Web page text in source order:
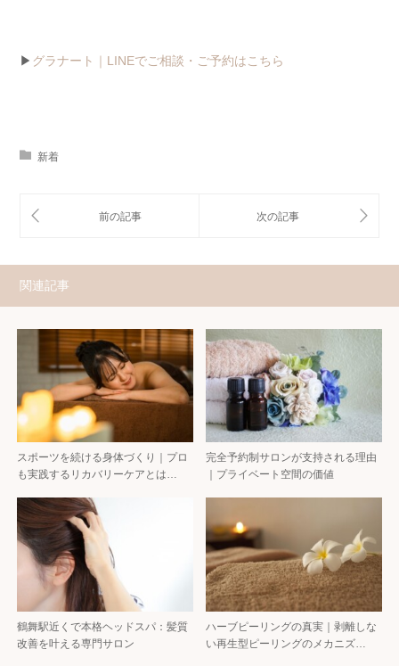
▶ グラナート｜LINEでご相談・ご予約はこちら
新着
関連記事
スポーツを続ける身体づくり｜プロ
も実践するリカバリーケアとは…
完全予約制サロンが支持される理由
｜プライベート空間の価値
鶴舞駅近くで本格ヘッドスパ：髪質
改善を叶える専門サロン
ハーブピーリングの真実｜剥離しな
い再生型ピーリングのメカニズ…